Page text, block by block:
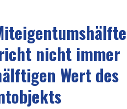
nicht immer
Wert des